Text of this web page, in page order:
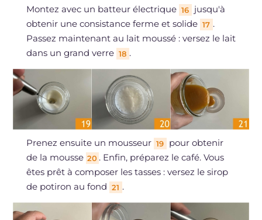
Montez avec un batteur électrique 16
jusqu'à
obtenir une consistance ferme et solide 17 .
Passez maintenant au lait moussé : versez le lait
dans un grand verre 18 .
Prenez ensuite un mousseur 19
pour obtenir
de la mousse 20 . Enfin, préparez le café. Vous
êtes prêt à composer les tasses : versez le sirop
de potiron au fond 21 .